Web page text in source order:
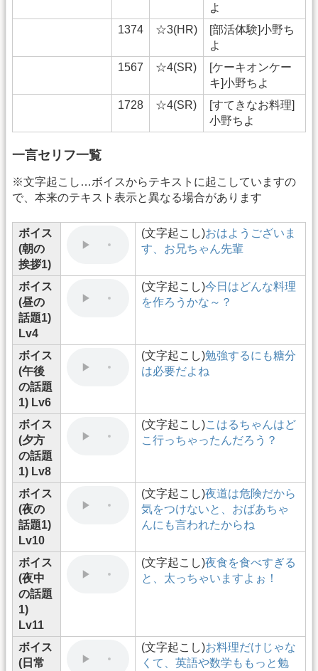
よ
1374
☆3(HR)
[部活体験]小野ち
よ
1567
☆4(SR)
[ケーキオンケー
キ]小野ちよ
1728
☆4(SR)
[すてきなお料理]
小野ちよ
一言セリフ一覧
※文字起こし…ボイスからテキストに起こしていますの
で、本来のテキスト表示と異なる場合があります
ボイス
(朝の
挨拶1)
(文字起こし)おはようございま
す、お兄ちゃん先輩
ボイス
(昼の
話題1)
Lv4
(文字起こし)今日はどんな料理
を作ろうかな～？
ボイス
(午後
の話題
1) Lv6
(文字起こし)勉強するにも糖分
は必要だよね
ボイス
(夕方
の話題
1) Lv8
(文字起こし)こはるちゃんはど
こ行っちゃったんだろう？
ボイス
(夜の
話題1)
Lv10
(文字起こし)夜道は危険だから
気をつけないと、おばあちゃ
んにも言われたからね
ボイス
(夜中
の話題
1)
Lv11
(文字起こし)夜食を食べすぎる
と、太っちゃいますよぉ！
ボイス
(日常
(文字起こし)お料理だけじゃな
くて、英語や数学ももっと勉